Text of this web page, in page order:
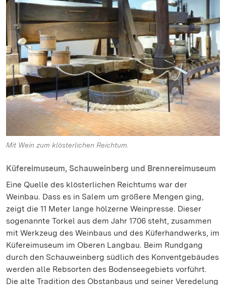
Mit Wein zum klösterlichen Reichtum.
Küfereimuseum, Schauweinberg und Brennereimuseum
Eine Quelle des klösterlichen Reichtums war der
Weinbau. Dass es in Salem um größere Mengen ging,
zeigt die 11 Meter lange hölzerne Weinpresse. Dieser
sogenannte Torkel aus dem Jahr 1706 steht, zusammen
mit Werkzeug des Weinbaus und des Küferhandwerks, im
Küfereimuseum im Oberen Langbau. Beim Rundgang
durch den Schauweinberg südlich des Konventgebäudes
werden alle Rebsorten des Bodenseegebiets vorführt.
Die alte Tradition des Obstanbaus und seiner Veredelung